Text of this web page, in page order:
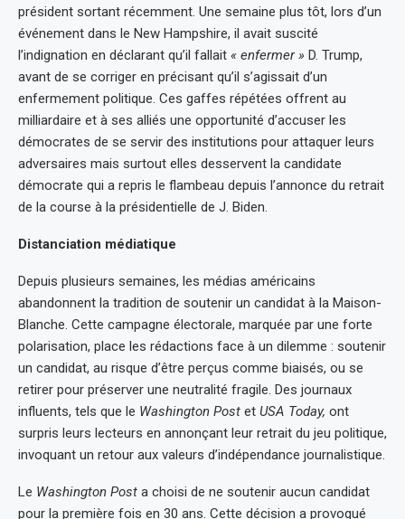
président sortant récemment. Une semaine plus tôt, lors d’un
événement dans le New Hampshire, il avait suscité
l’indignation en déclarant qu’il fallait « enfermer » D. Trump,
avant de se corriger en précisant qu’il s’agissait d’un
enfermement politique. Ces gaffes répétées offrent au
milliardaire et à ses alliés une opportunité d’accuser les
démocrates de se servir des institutions pour attaquer leurs
adversaires mais surtout elles desservent la candidate
démocrate qui a repris le flambeau depuis l’annonce du retrait
de la course à la présidentielle de J. Biden.
Distanciation médiatique
Depuis plusieurs semaines, les médias américains
abandonnent la tradition de soutenir un candidat à la Maison-
Blanche. Cette campagne électorale, marquée par une forte
polarisation, place les rédactions face à un dilemme : soutenir
un candidat, au risque d’être perçus comme biaisés, ou se
retirer pour préserver une neutralité fragile. Des journaux
influents, tels que le Washington Post et USA Today, ont
surpris leurs lecteurs en annonçant leur retrait du jeu politique,
invoquant un retour aux valeurs d’indépendance journalistique.
Le Washington Post a choisi de ne soutenir aucun candidat
pour la première fois en 30 ans. Cette décision a provoqué